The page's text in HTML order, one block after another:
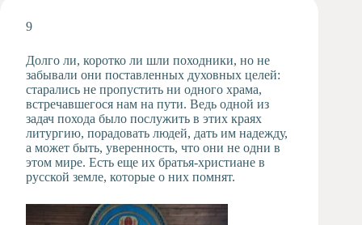
Музыкальное
отделение
Психологическая
Служба
Тьюторская
служба
9
Долго ли, коротко ли шли походники, но не
забывали они поставленных духовных целей:
старались не пропустить ни одного храма,
встречавшегося нам на пути. Ведь одной из
задач похода было послужить в этих краях
литургию, порадовать людей, дать им надежду,
а может быть, уверенность, что они не одни в
этом мире. Есть еще их братья-христиане в
русской земле, которые о них помнят.